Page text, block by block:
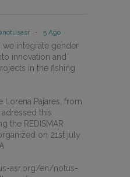
· 5 Ago
we integrate gender
innovation and
in the fishing
Lorena Pajares, from
adressed this
the REDISMAR
on 21st july
asr.org/en/notus-